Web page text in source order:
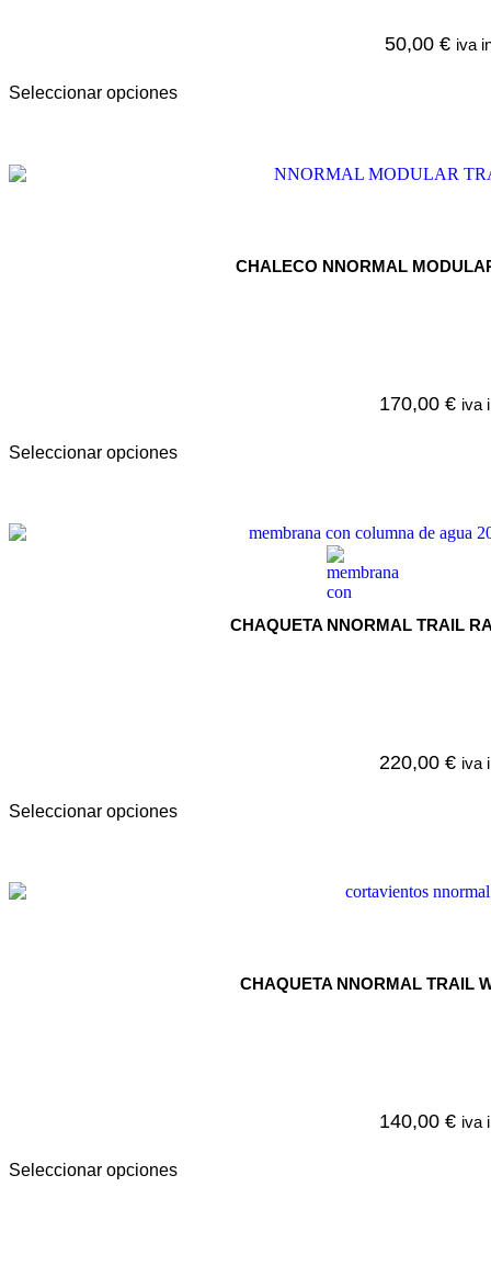
50,00 € iva
Seleccionar opciones
CHALECO NNORMAL
170,00 € iva
Seleccionar opciones
CHAQUETA NNORMAL TRAIL
220,00 € iva
Seleccionar opciones
CHAQUETA NNORMAL TRAIL
140,00 € iva
Seleccionar opciones